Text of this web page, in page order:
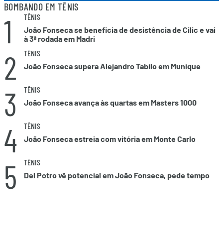
BOMBANDO EM TÊNIS
1
TÊNIS
João Fonseca se beneficia de desistência de Cilic e vai
à 3ª rodada em Madri
2
TÊNIS
João Fonseca supera Alejandro Tabilo em Munique
3
TÊNIS
João Fonseca avança às quartas em Masters 1000
4
TÊNIS
João Fonseca estreia com vitória em Monte Carlo
5
TÊNIS
Del Potro vê potencial em João Fonseca, pede tempo